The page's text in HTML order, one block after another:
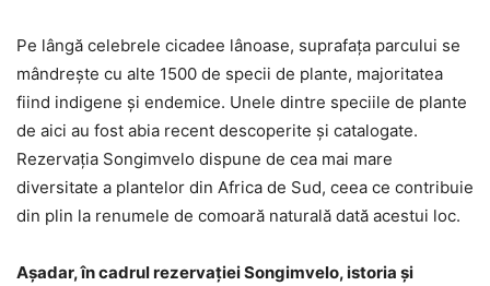
Pe lângă celebrele cicadee lânoase, suprafaţa parcului se
mândreşte cu alte 1500 de specii de plante, majoritatea
fiind indigene şi endemice. Unele dintre speciile de plante
de aici au fost abia recent descoperite şi catalogate.
Rezervaţia Songimvelo dispune de cea mai mare
diversitate a plantelor din Africa de Sud, ceea ce contribuie
din plin la renumele de comoară naturală dată acestui loc.
Aşadar, în cadrul rezervaţiei Songimvelo, istoria şi